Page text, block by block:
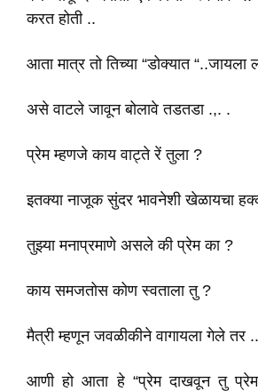
करत होती ..
आता मात्र तो तिच्या “डोक्यात “..जायला
असे वाटले जावून बोलावे तडतडा .,. .
प्रेम म्हणजे काय वाट्ते रें तुला ?
इतक्या नाजूक सुंदर भावनेशी खेळायचा
तुझ्या मनाप्रमाणे असले की प्रेम का ?
काय समजतोस कोण स्वताला तु ?
मैत्री म्हणून जवळीकीने वागायला गेले तर
आणी हो आता हे “प्रेम दाखवून तु